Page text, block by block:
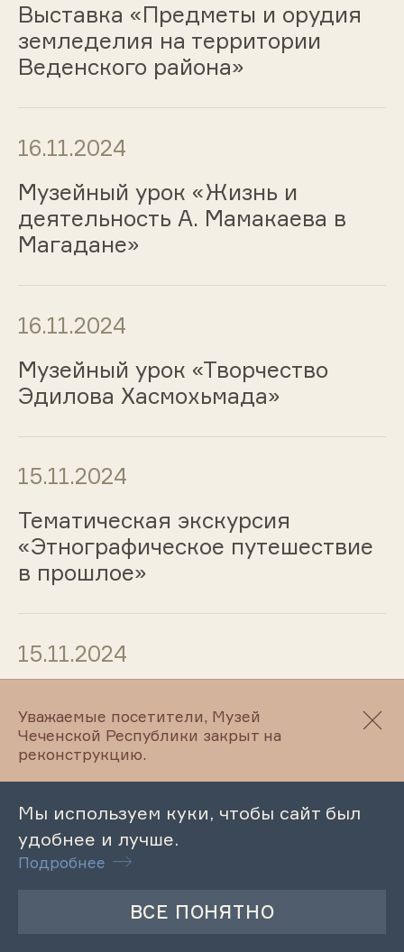
Выставка «Предметы и орудия
земледелия на территории
Веденского района»
16.11.2024
Музейный урок «Жизнь и
деятельность А. Мамакаева в
Магадане»
16.11.2024
Музейный урок «Творчество
Эдилова Хасмохьмада»
15.11.2024
Тематическая экскурсия
«Этнографическое путешествие
в прошлое»
15.11.2024
Рашидова Шаида»
15.11.2024
Обзорная экскурсия по
Махкетинскому краеведческому
Уважаемые посетители, Музей
Чеченской Республики закрыт на
реконструкцию.
Мы используем куки, чтобы сайт был
удобнее и лучше.
Подробнее